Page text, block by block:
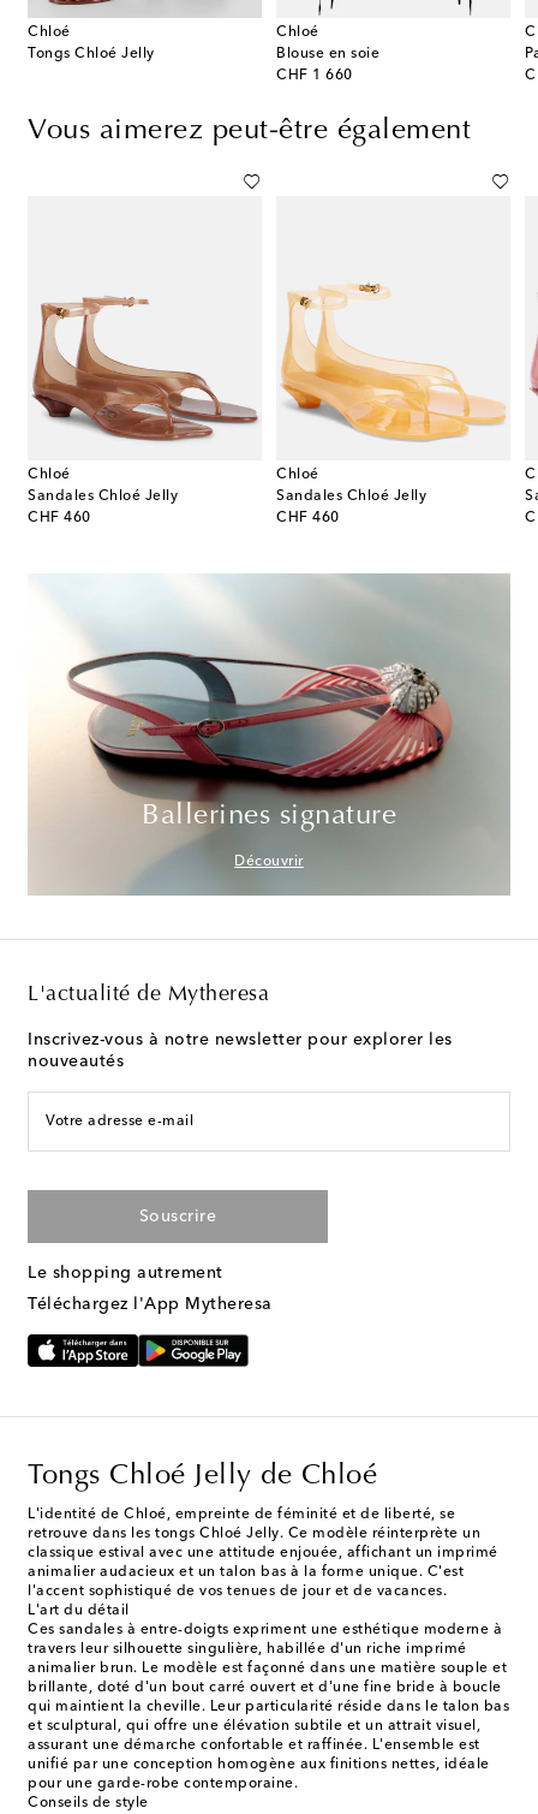
Chloé
Tongs Chloé Jelly
Chloé
Blouse en soie
CHF 1 660
original price
Vous aimerez peut-être également
Chloé
Sandales Chloé Jelly
CHF 460
original price
Chloé
Sandales Chloé Jelly
CHF 460
original price
Ballerines signature
Découvrir
L'actualité de Mytheresa
Inscrivez-vous à notre newsletter pour explorer les
nouveautés
Votre adresse e-mail
Souscrire
Le shopping autrement
Téléchargez l'App Mytheresa
Tongs Chloé Jelly de Chloé
L'identité de Chloé, empreinte de féminité et de liberté, se
retrouve dans les tongs Chloé Jelly. Ce modèle réinterprète un
classique estival avec une attitude enjouée, affichant un imprimé
animalier audacieux et un talon bas à la forme unique. C'est
l'accent sophistiqué de vos tenues de jour et de vacances.
L'art du détail
Ces sandales à entre-doigts expriment une esthétique moderne à
travers leur silhouette singulière, habillée d'un riche imprimé
animalier brun. Le modèle est façonné dans une matière souple et
brillante, doté d'un bout carré ouvert et d'une fine bride à boucle
qui maintient la cheville. Leur particularité réside dans le talon bas
et sculptural, qui offre une élévation subtile et un attrait visuel,
assurant une démarche confortable et raffinée. L'ensemble est
unifié par une conception homogène aux finitions nettes, idéale
pour une garde-robe contemporaine.
Conseils de style